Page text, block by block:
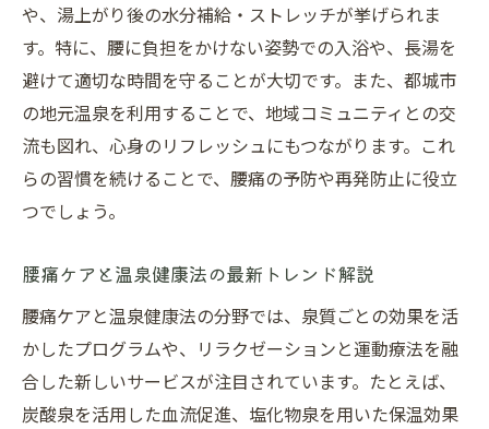
や、湯上がり後の水分補給・ストレッチが挙げられま
す。特に、腰に負担をかけない姿勢での入浴や、長湯を
避けて適切な時間を守ることが大切です。また、都城市
の地元温泉を利用することで、地域コミュニティとの交
流も図れ、心身のリフレッシュにもつながります。これ
らの習慣を続けることで、腰痛の予防や再発防止に役立
つでしょう。
腰痛ケアと温泉健康法の最新トレンド解説
腰痛ケアと温泉健康法の分野では、泉質ごとの効果を活
かしたプログラムや、リラクゼーションと運動療法を融
合した新しいサービスが注目されています。たとえば、
炭酸泉を活用した血流促進、塩化物泉を用いた保温効果